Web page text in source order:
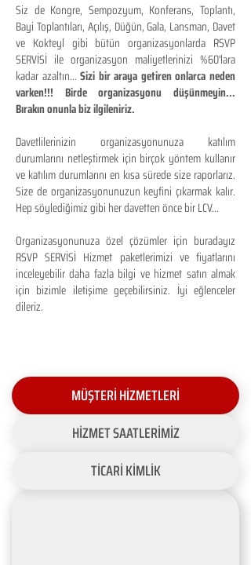
Siz de Kongre, Sempozyum, Konferans, Toplantı,
Bayi Toplantıları, Açılış, Düğün, Gala, Lansman, Davet
ve Kokteyl gibi bütün organizasyonlarda RSVP
SERVİSİ ile organizasyon maliyetlerinizi %60'lara
kadar azaltın...Sizi bir araya getiren onlarca neden
varken!!! Birde organizasyonu düşünmeyin...
Bırakın onunla biz ilgileniriz.
Davetlilerinizin organizasyonunuza katılım
durumlarını netleştirmek için birçok yöntem kullanır
ve katılım durumlarını en kısa sürede size raporlarız.
Size de organizasyonunuzun keyfini çıkarmak kalır.
Hep söylediğimiz gibi her davetten önce bir LCV...
Organizasyonunuza özel çözümler için buradayız
RSVP SERVİSİ Hizmet paketlerimizi ve fiyatlarını
inceleyebilir daha fazla bilgi ve hizmet satın almak
için bizimle iletişime geçebilirsiniz. İyi eğlenceler
dileriz.
MÜŞTERİ HİZMETLERİ
HİZMET SAATLERİMİZ
TİCARİ KİMLİK